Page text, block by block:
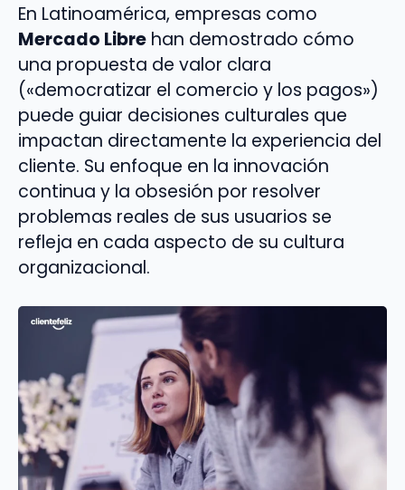
En Latinoamérica, empresas como
Mercado Libre han demostrado cómo
una propuesta de valor clara
(«democratizar el comercio y los pagos»)
puede guiar decisiones culturales que
impactan directamente la experiencia del
cliente. Su enfoque en la innovación
continua y la obsesión por resolver
problemas reales de sus usuarios se
refleja en cada aspecto de su cultura
organizacional.